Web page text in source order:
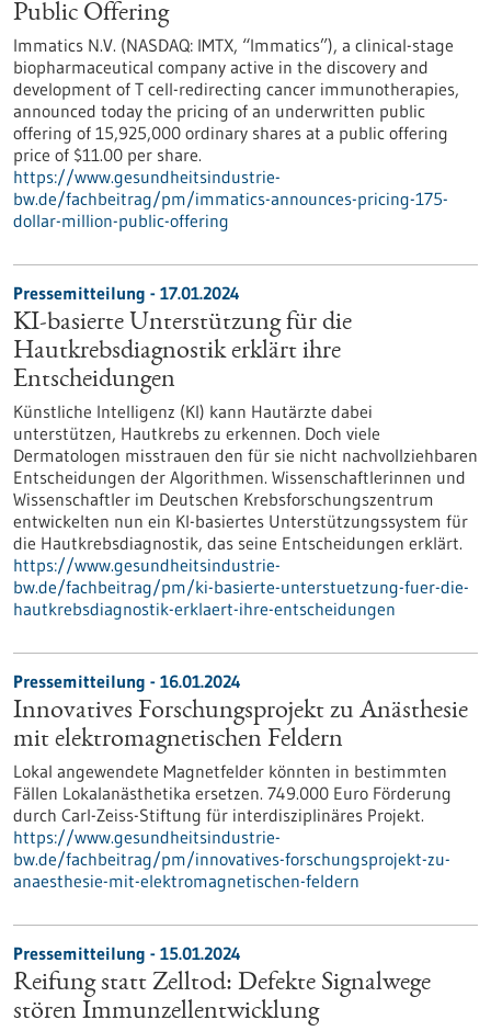
Public Offering
Immatics N.V. (NASDAQ: IMTX, “Immatics”), a clinical-stage
biopharmaceutical company active in the discovery and
development of T cell-redirecting cancer immunotherapies,
announced today the pricing of an underwritten public
offering of 15,925,000 ordinary shares at a public offering
price of $11.00 per share.
https://www.gesundheitsindustrie-
bw.de/fachbeitrag/pm/immatics-announces-pricing-175-
dollar-million-public-offering
Pressemitteilung - 17.01.2024
KI-basierte Unterstützung für die
Hautkrebsdiagnostik erklärt ihre
Entscheidungen
Künstliche Intelligenz (KI) kann Hautärzte dabei
unterstützen, Hautkrebs zu erkennen. Doch viele
Dermatologen misstrauen den für sie nicht nachvollziehbaren
Entscheidungen der Algorithmen. Wissenschaftlerinnen und
Wissenschaftler im Deutschen Krebsforschungszentrum
entwickelten nun ein KI-basiertes Unterstützungssystem für
die Hautkrebsdiagnostik, das seine Entscheidungen erklärt.
https://www.gesundheitsindustrie-
bw.de/fachbeitrag/pm/ki-basierte-unterstuetzung-fuer-die-
hautkrebsdiagnostik-erklaert-ihre-entscheidungen
Pressemitteilung - 16.01.2024
Innovatives Forschungsprojekt zu Anästhesie
mit elektromagnetischen Feldern
Lokal angewendete Magnetfelder könnten in bestimmten
Fällen Lokalanästhetika ersetzen. 749.000 Euro Förderung
durch Carl-Zeiss-Stiftung für interdisziplinäres Projekt.
https://www.gesundheitsindustrie-
bw.de/fachbeitrag/pm/innovatives-forschungsprojekt-zu-
anaesthesie-mit-elektromagnetischen-feldern
Pressemitteilung - 15.01.2024
Reifung statt Zelltod: Defekte Signalwege
stören Immunzellentwicklung